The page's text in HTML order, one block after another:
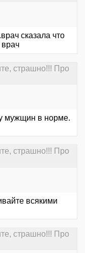
сказала что
врач
страшно!!! Про
мужщин в норме.
страшно!!! Про
всякими
страшно!!! Про